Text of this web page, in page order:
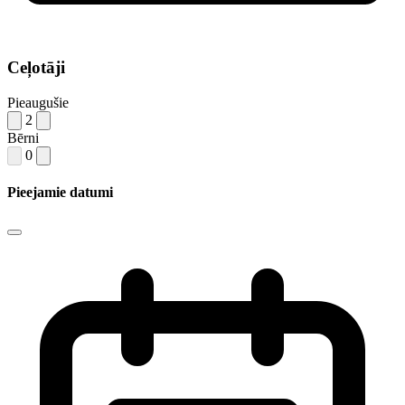
Ceļotāji
Pieaugušie
2
Bērni
0
Pieejamie datumi